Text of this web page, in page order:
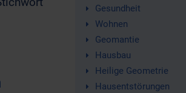
Gesundheit
Wohnen
Geomantie
Hausbau
Heilige Geometrie
Hausentstörungen